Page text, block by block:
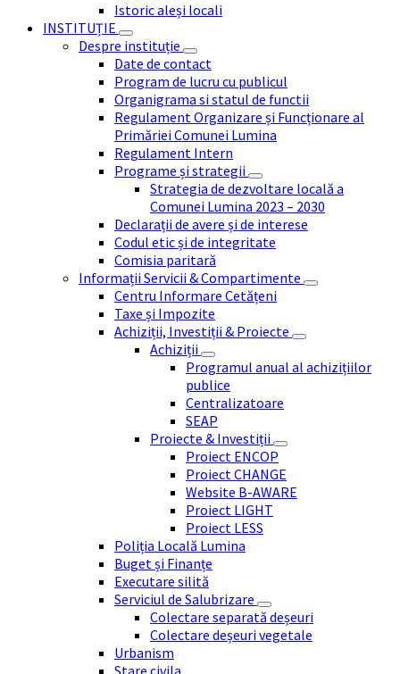
Istoric aleși locali
INSTITUȚIE
Despre instituție
Date de contact
Program de lucru cu publicul
Organigrama si statul de functii
Regulament Organizare și Funcționare al
Primăriei Comunei Lumina
Regulament Intern
Programe și strategii
Strategia de dezvoltare locală a
Comunei Lumina 2023 – 2030
Declarații de avere și de interese
Codul etic și de integritate
Comisia paritară
Informații Servicii & Compartimente
Centru Informare Cetățeni
Taxe și Impozite
Achiziții, Investiții & Proiecte
Achiziții
Programul anual al achizițiilor
publice
Centralizatoare
SEAP
Proiecte & Investiții
Proiect ENCOP
Proiect CHANGE
Website B-AWARE
Proiect LIGHT
Proiect LESS
Poliția Locală Lumina
Buget și Finanțe
Executare silită
Serviciul de Salubrizare
Colectare separată deșeuri
Colectare deșeuri vegetale
Urbanism
Stare civila